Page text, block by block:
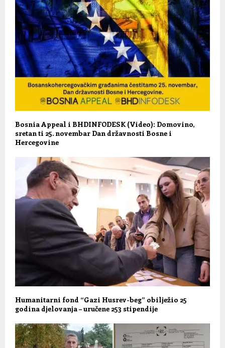
Bosnia Appeal i BHDINFODESK (Video): Domovino,
sretan ti 25. novembar Dan državnosti Bosne i
Hercegovine
Humanitarni fond “Gazi Husrev-beg” obilježio 25
godina djelovanja – uručene 253 stipendije